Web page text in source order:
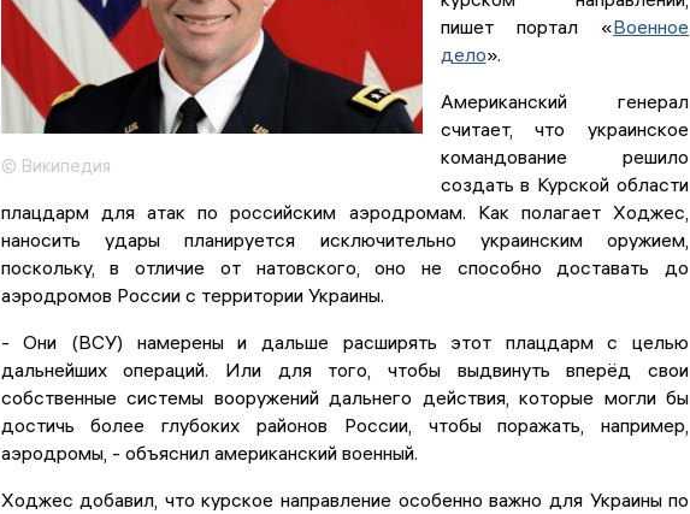
© Википедия
пишет портал «Военное
дело».
Американский генерал
считает, что украинское
командование решило
создать в Курской области
плацдарм для атак по российским аэродромам. Как полагает Ходжес,
наносить удары планируется исключительно украинским оружием,
поскольку, в отличие от натовского, оно не способно доставать до
аэродромов России с территории Украины.
- Они (ВСУ) намерены и дальше расширять этот плацдарм с целью
дальнейших операций. Или для того, чтобы выдвинуть вперёд свои
собственные системы вооружений дальнего действия, которые могли бы
достичь более глубоких районов России, чтобы поражать, например,
аэродромы, - объяснил американский военный.
Ходжес добавил, что курское направление особенно важно для Украины по